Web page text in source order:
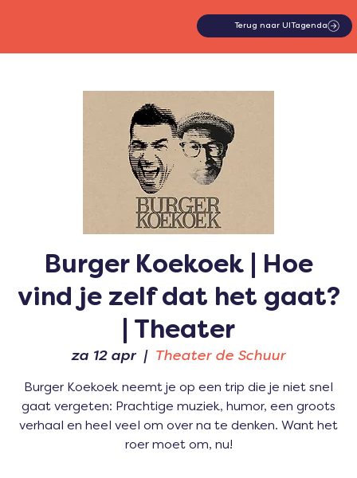
Terug naar UITagenda
Burger Koekoek | Hoe
vind je zelf dat het gaat?
| Theater
za 12 apr
  |
Theater de Schuur
Burger Koekoek neemt je op een trip die je niet snel
gaat vergeten: Prachtige muziek, humor, een groots
verhaal en heel veel om over na te denken. Want het
roer moet om, nu!